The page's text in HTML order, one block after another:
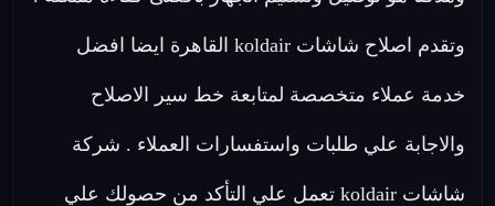
وتقدم اصلاح شاشات koldair القاهرة ايضا افضل
خدمة عملاء متخصصة لمتابعة خط سير الاصلاح
والاجابة علي طلبات واستفسارات العملاء . شركة
شاشات koldair تعمل علي التأكد من حصولك علي